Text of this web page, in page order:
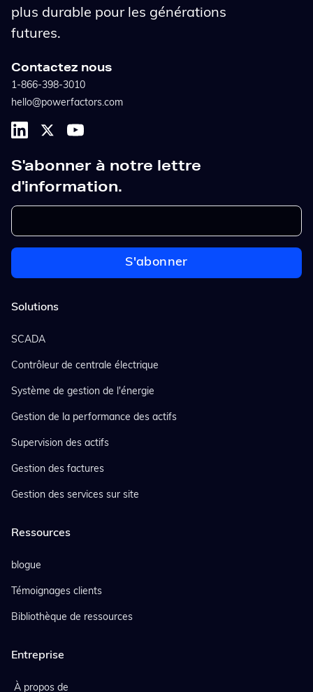
plus durable pour les générations
futures.
Contactez nous
1-866-398-3010
hello@powerfactors.com
S'abonner à notre lettre
d'information.
Solutions
SCADA
Contrôleur de centrale électrique
Système de gestion de l'énergie
Gestion de la performance des actifs
Supervision des actifs
Gestion des factures
Gestion des services sur site
Ressources
blogue
Témoignages clients
Bibliothèque de ressources
Entreprise
À propos de